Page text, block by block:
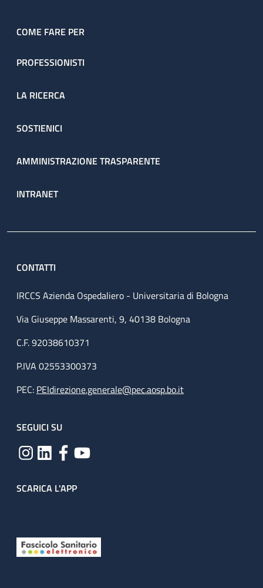
COME FARE PER
PROFESSIONISTI
LA RICERCA
SOSTIENICI
AMMINISTRAZIONE TRASPARENTE
INTRANET
CONTATTI
IRCCS Azienda Ospedaliero - Universitaria di Bologna
Via Giuseppe Massarenti, 9, 40138 Bologna
C.F. 92038610371
P.IVA 02553300373
PEC: PEIdirezione.generale@pec.aosp.bo.it
SEGUICI SU
SCARICA L'APP